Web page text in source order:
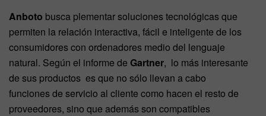
Anboto busca plementar soluciones tecnológicas que
permiten la relación interactiva, fácil e inteligente de los
consumidores con ordenadores medio del lenguaje
natural. Según el informe de Gartner, lo más interesante
de sus productos es que no sólo llevan a cabo
funciones de servicio al cliente como hacen el resto de
proveedores, sino que además son compatibles